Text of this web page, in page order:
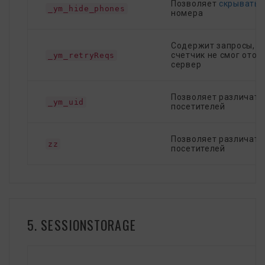
_ym_hide_phones
Позволяет скрывать
номера
_ym_retryReqs
Содержит запросы,
счетчик не смог
сервер
_ym_uid
Позволяет различать
посетителей
zz
Позволяет различать
посетителей
5. SESSIONSTORAGE